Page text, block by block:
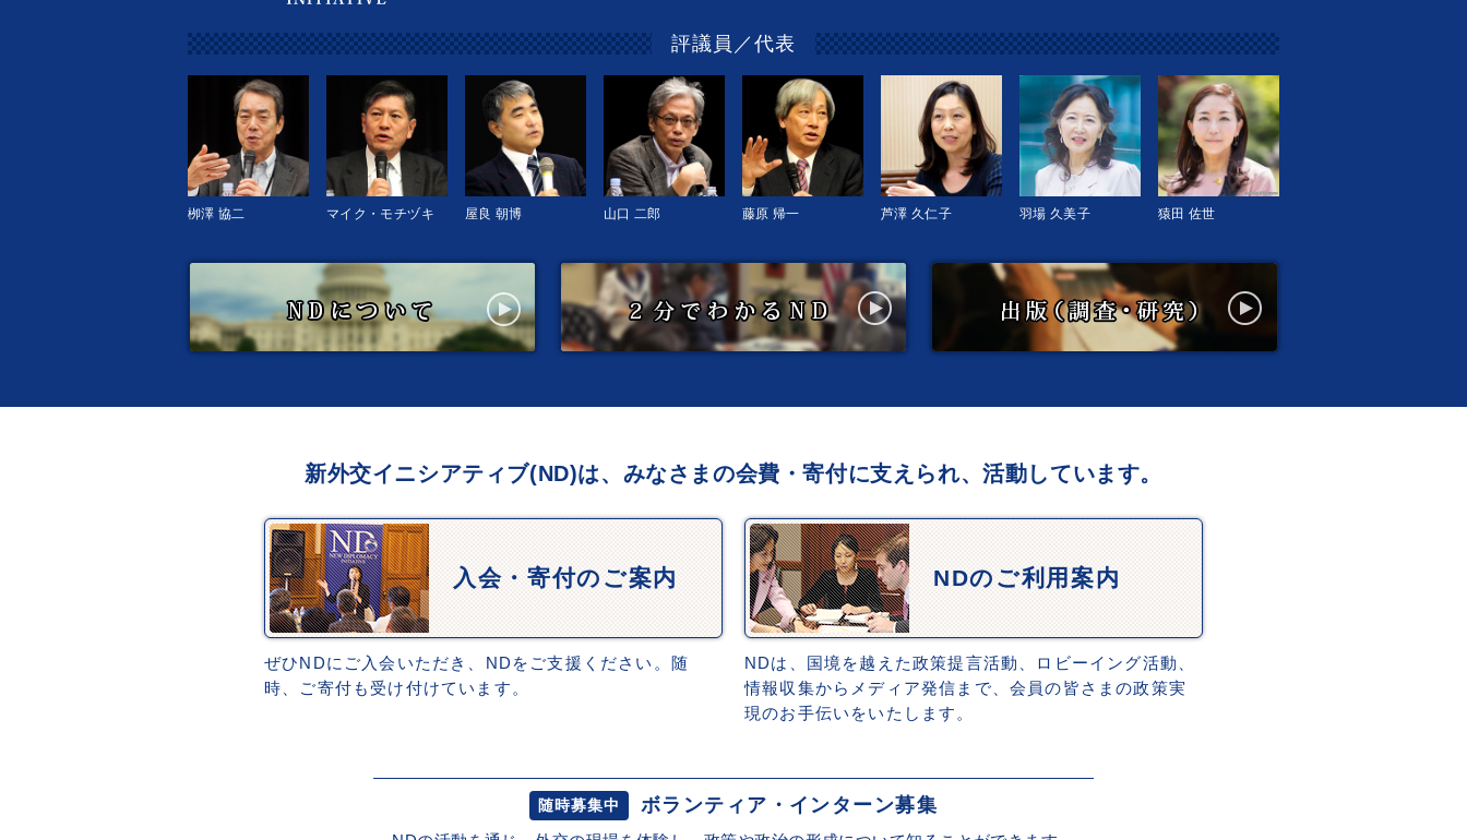
評議員／代表
栁澤 協二 マイク・モチヅキ 屋良 朝博 山口 二郎 藤原 帰一 芦澤 久仁子 羽場 久美子 猿田 佐世
新外交イニシアティブ(ND)は、みなさまの会費・寄付に支えられ、活動しています。
入会・寄付のご案内
ぜひNDにご入会いただき、NDをご支援ください。随
時、ご寄付も受け付けています。
NDのご利用案内
NDは、国境を越えた政策提言活動、ロビーイング活動、
情報収集からメディア発信まで、会員の皆さまの政策実
現のお手伝いをいたします。
随時募集中 ボランティア・インターン募集